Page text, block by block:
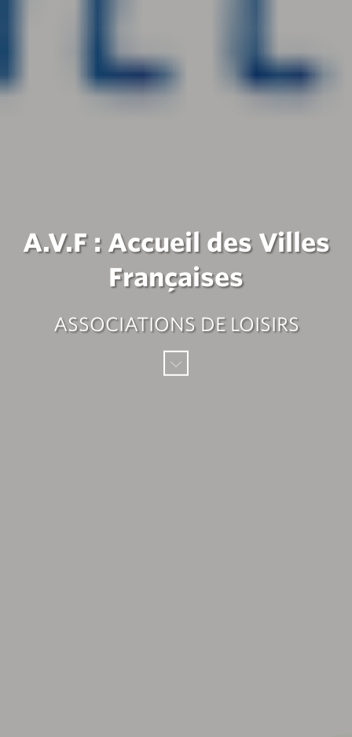
A.V.F : Accueil des Villes
Françaises
ASSOCIATIONS DE LOISIRS